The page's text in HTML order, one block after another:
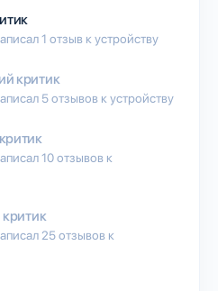
1 отзыв к устройству
критик
5 отзывов к устройству
10 отзывов к
25 отзывов к